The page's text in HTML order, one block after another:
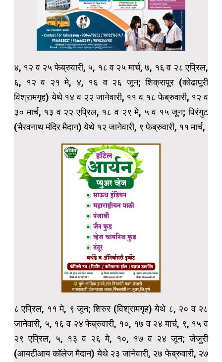
४, १२ व २५ फेब्रुवारी, ५, १८ व २५ मार्च, ७, १६ व २८ एप्रिल,
६, १२ व २१ मे, ४, १६ व २६ जून; शिक्रापूर (कोढापूरी
विश्रामगृह) येथे १४ व २२ जानेवारी, ११ व १८ फेब्रुवारी, १२ व
३० मार्च, १३ व २२ एप्रिल, १८ व २९ मे, ५ व १५ जून; पिरंगुट
(भैरवनाथ मंदिर मैदान) येथे १२ जानेवारी, ९ फेब्रुवारी, ११ मार्च,
८ एप्रिल, ११ मे, ९ जून; शिरुर (विश्रामगृह) येथे ८, २० व २८
जानेवारी, ५, १६ व २४ फेब्रुवारी, १०, १७ व २४ मार्च, ९, १५ व
२९ एप्रिल, ५, १३ व २६ मे, १०, १७ व २४ जून; जेजुरी
(आयटीआय कॉलेज मैदान) येथे २३ जानेवारी, २७ फेब्रुवारी, २७